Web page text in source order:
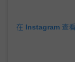
在 Instagram 查